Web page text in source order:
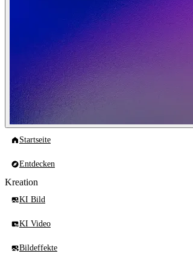
Startseite
Entdecken
Kreation
KI Bild
KI Video
Bildeffekte